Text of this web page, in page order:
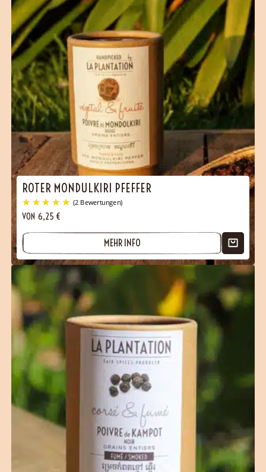
(12 Bewertungen)
(99 Bewertungen)
ROTER MONDULKIRI PFEFFER
VON 6,25 €
MEHR INFO